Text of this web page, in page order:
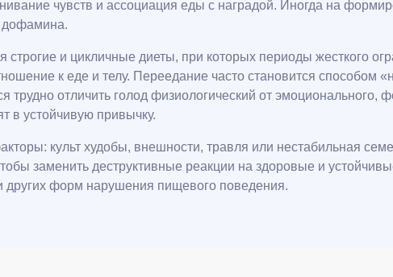
чувств и ассоциация еды с наградой. Иногда на
дофамина.
и цикличные диеты, при которых периоды жесткого
к еде и телу. Переедание часто становится способом
трудно отличить голод физиологический от эмоционального,
в устойчивую привычку.
культ худобы, внешности, травля или нестабильная
заменить деструктивные реакции на здоровые и
форм нарушения пищевого поведения.